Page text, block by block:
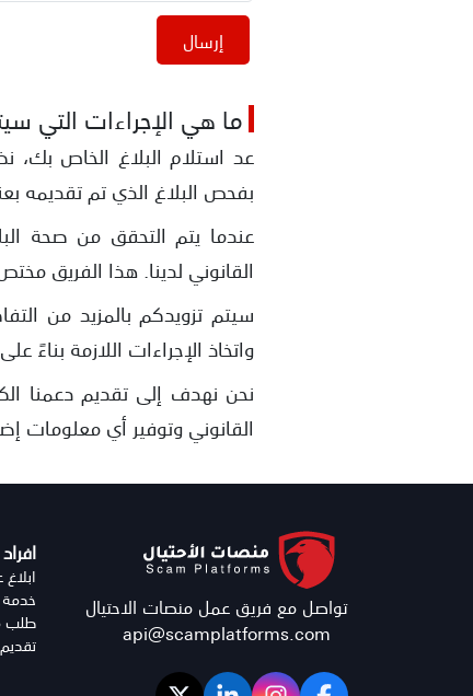
إرسال
ما هي الإجراءات التي
عد استلام البلاغ الخاص بك،
بفحص البلاغ الذي تم تقديمه
عندما يتم التحقق من صحة
القانوني لدينا. هذا الفريق
سيتم تزويدكم بالمزيد من
واتخاذ الإجراءات اللازمة بناءً
نحن نهدف إلى تقديم دعمنا
القانوني وتوفير أي معلومات
تواصل مع فريق عمل منصات الاحتيال
api@scamplatforms.com
افراد
خدمة
طلب